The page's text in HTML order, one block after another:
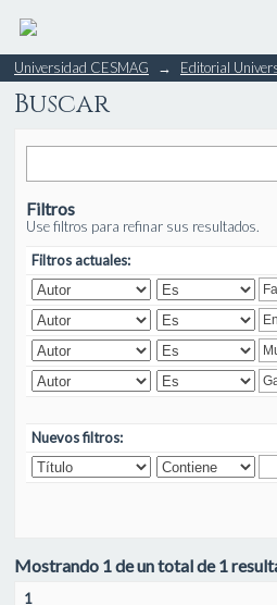
Buscar
Universidad CESMAG → Editorial
Buscar
Filtros
Use filtros para refinar sus resultados.
Filtros actuales:
Nuevos filtros:
Mostrando 1 de un total de 1
1